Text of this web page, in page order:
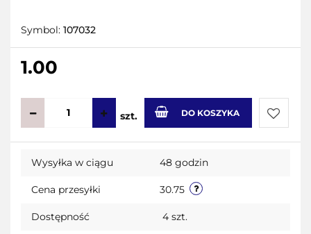
Symbol: 107032
1.00
szt. DO KOSZYKA
Do
Wysyłka w ciągu 48 godzin
Cena przesyłki 30.75
Dostępność 4 szt.